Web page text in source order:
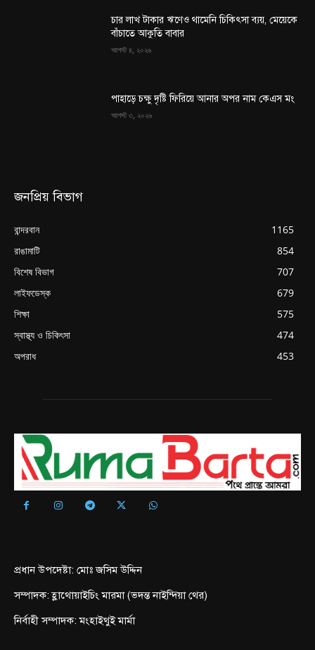
চার লাখ টাকার ঋণেও থামেনি চিকিৎসা ব্যয়, মেয়েকে
বাঁচাতে আকুতি বাবার
আগস্ট ৪, ২০২৬
পাহাড়ে চক্ষু দৃষ্টি ফিরিয়ে আনার অপর নাম কেএস মং
আগস্ট ৩, ২০২৬
জনপ্রিয় বিভাগ
বান্দরবান
1165
রাঙামাটি
854
বিশেষ বিভাগ
707
লাইফডেস্ক
679
শিক্ষা
575
স্বাস্থ্য ও চিকিৎসা
474
অপরাধ
453
প্রধান উপদেষ্টা: মোঃ জসিম উদ্দিন
সম্পাদক: হ্লাথোয়াইচিং মারমা (ভদন্ত নাইন্দিয়া থের)
নির্বাহী সম্পাদক: মংহাইথুই মার্মা